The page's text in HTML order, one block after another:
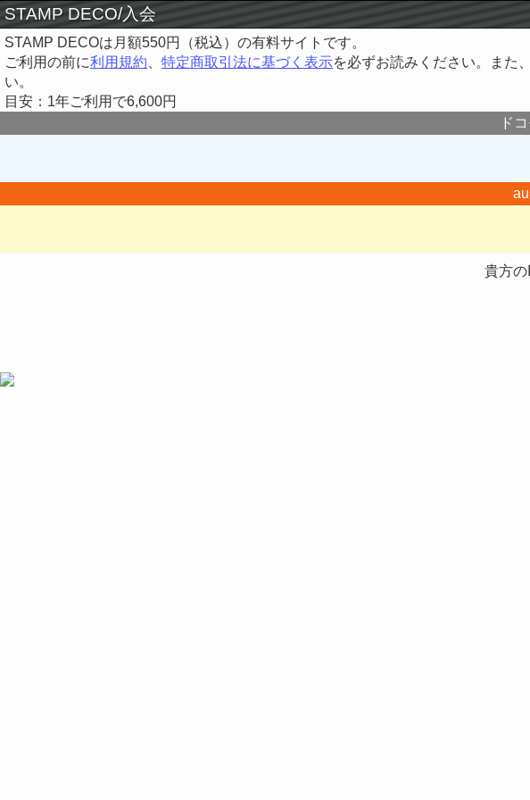
STAMP DECO/入会
STAMP DECOは月額550円（税込）の有料サイトです。
ご利用の前に利用規約 特定商取引法に基づく表示を必ずお読みください。また
い。
目安：1年ご利用で6,600円
ド
貴方の